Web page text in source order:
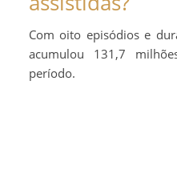
Com oito episódios e
acumulou 131,7
período.